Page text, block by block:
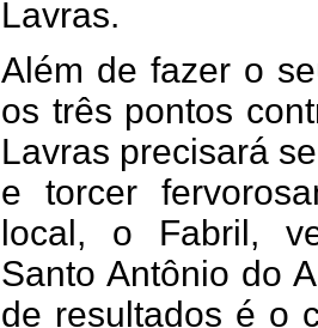
Lavras.
Além de fazer o
os três pontos
Lavras precisará
e torcer
local, o Fabril,
Santo Antônio do
de resultados é o